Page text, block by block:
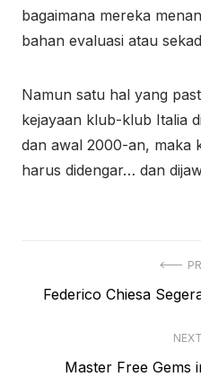
bagaimana mereka
bahan evaluasi atau
Namun satu hal yang
kejayaan klub-klub Italia
dan awal 2000-an, maka
harus didengar… dan
navigation
Previous
Federico Chiesa
NEXT
Next
Master Free Gems